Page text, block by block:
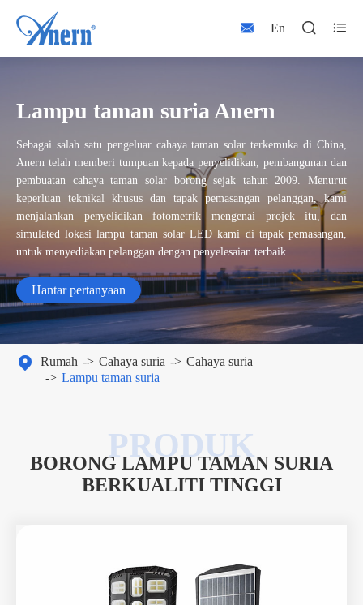
 En  
Lampu taman suria Anern
Sebagai salah satu pengeluar cahaya taman solar terkemuka di China,
Anern telah memberi tumpuan kepada penyelidikan, pembangunan dan
pembuatan cahaya taman solar borong sejak tahun 2009. Menurut
keperluan teknikal khusus dan tapak pemasangan pelanggan, kami
menjalankan penyelidikan fotometrik mengenai projek itu, dan
simulated lokasi lampu taman solar LED kami di tapak pemasangan,
untuk menyediakan pelanggan dengan penyelesaian terbaik.
Hantar pertanyaan
 Rumah Cahaya suria
Cahaya suria
Lampu taman suria
BORONG LAMPU TAMAN SURIA
BERKUALITI TINGGI